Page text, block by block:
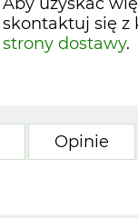
skontaktuj się z
strony dostawy.
Opinie